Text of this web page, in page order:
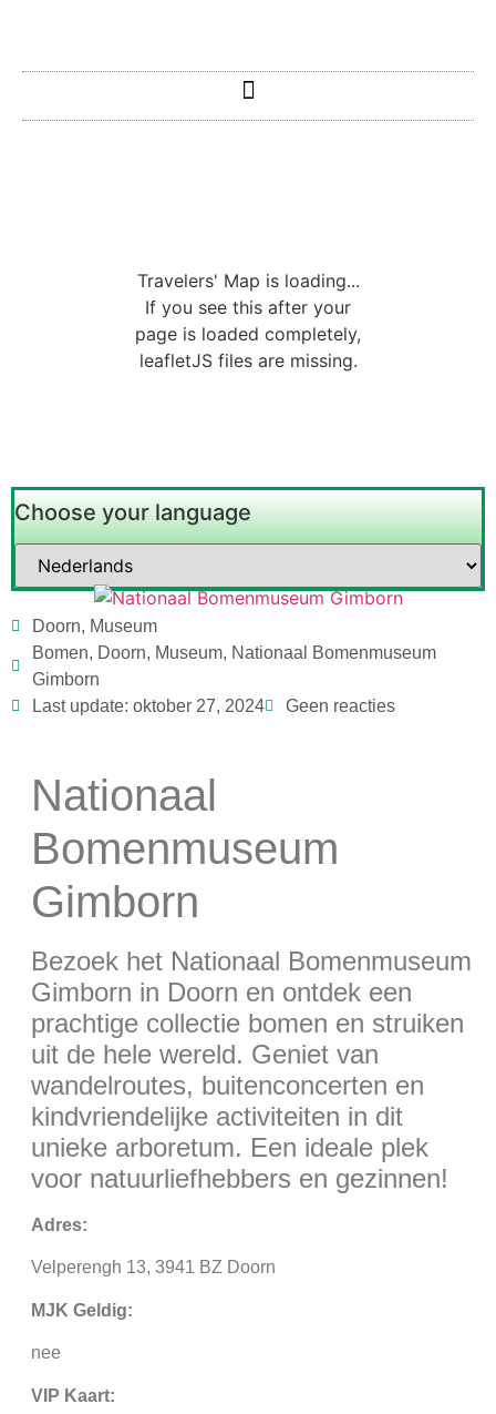
Travelers' Map is loading...
If you see this after your
page is loaded completely,
leafletJS files are missing.
Choose your language
Doorn, Museum
Bomen, Doorn, Museum, Nationaal Bomenmuseum
Gimborn
Last update: oktober 27, 2024
Geen reacties
Nationaal
Bomenmuseum
Gimborn
Bezoek het Nationaal Bomenmuseum
Gimborn in Doorn en ontdek een
prachtige collectie bomen en struiken
uit de hele wereld. Geniet van
wandelroutes, buitenconcerten en
kindvriendelijke activiteiten in dit
unieke arboretum. Een ideale plek
voor natuurliefhebbers en gezinnen!
Adres:
Velperengh 13, 3941 BZ Doorn
MJK Geldig:
nee
VIP Kaart: